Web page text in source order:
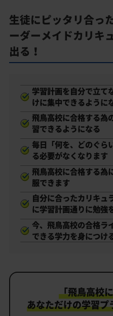
生徒にピッタリ合っ
ーダーメイドカリキ
出る！
学習計画を自分で立て
けに集中できるように
飛鳥高校に合格する為
習できるようになる
毎日「何を、どのぐら
る必要がなくなります
飛鳥高校に合格する為
服できます
自分に合ったカリキュ
に学習計画通りに勉強
今、飛鳥高校の合格ラ
できる学力を身につけ
「飛鳥高校
あなただけの学習